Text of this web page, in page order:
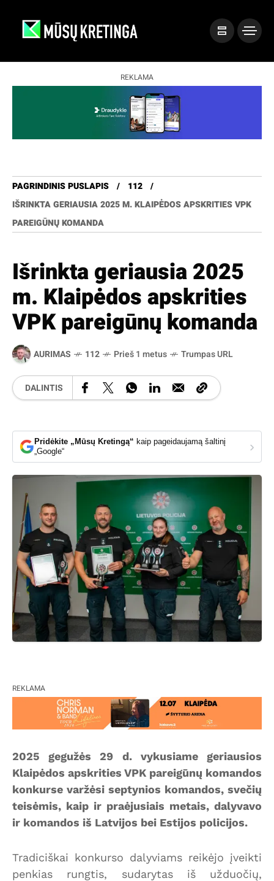
REKLAMA
PAGRINDINIS PUSLAPIS
112
IŠRINKTA GERIAUSIA 2025 M. KLAIPĖDOS APSKRITIES VPK
PAREIGŪNŲ KOMANDA
Išrinkta geriausia 2025
m. Klaipėdos apskrities
VPK pareigūnų komanda
AURIMAS 112 Prieš 1 metus Trumpas URL
DALINTIS
Pridėkite „Mūsų Kretingą“ kaip pageidaujamą šaltinį
„Google“
›
REKLAMA
2025 gegužės 29 d. vykusiame geriausios
Klaipėdos apskrities VPK pareigūnų komandos
konkurse varžėsi septynios komandos, svečių
teisėmis, kaip ir praėjusiais metais, dalyvavo
ir komandos iš Latvijos bei Estijos policijos.
Tradiciškai konkurso dalyviams reikėjo įveikti
penkias rungtis, sudarytas iš užduočių,